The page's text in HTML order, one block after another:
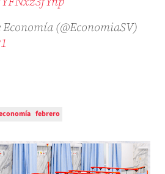
(@EconomiaSV)
febrero